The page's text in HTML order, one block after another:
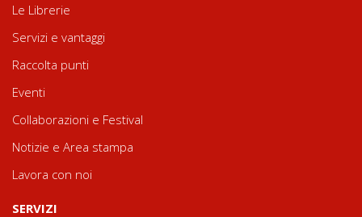
Le Librerie
Servizi e vantaggi
Raccolta punti
Eventi
Collaborazioni e Festival
Notizie e Area stampa
Lavora con noi
SERVIZI